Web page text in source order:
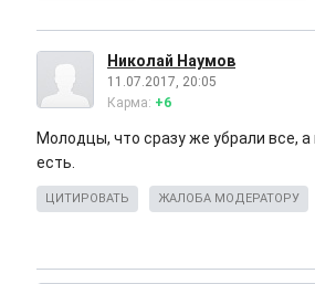
Николай Наумов
11.07.2017, 20:05
Карма: +6
Молодцы, что сразу же убрали все, а
есть.
ЦИТИРОВАТЬ ЖАЛОБА МОДЕРАТОРУ